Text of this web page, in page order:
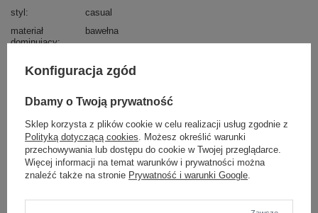
styl
casual
materiał
dominujący
bawełna
krótki rękaw
skład materiału
90% bawełna 10% elastan
sposób prania pranie w pralce w 30°C
OPIS PRODUKTU
Konfiguracja zgód
Dbamy o Twoją prywatność
Sklep korzysta z plików cookie w celu realizacji usług zgodnie z
Polityką dotyczącą cookies . Możesz określić warunki
przechowywania lub dostępu do cookie w Twojej przeglądarce.
Więcej informacji na temat warunków i prywatności można
znaleźć także na stronie Prywatność i warunki Google